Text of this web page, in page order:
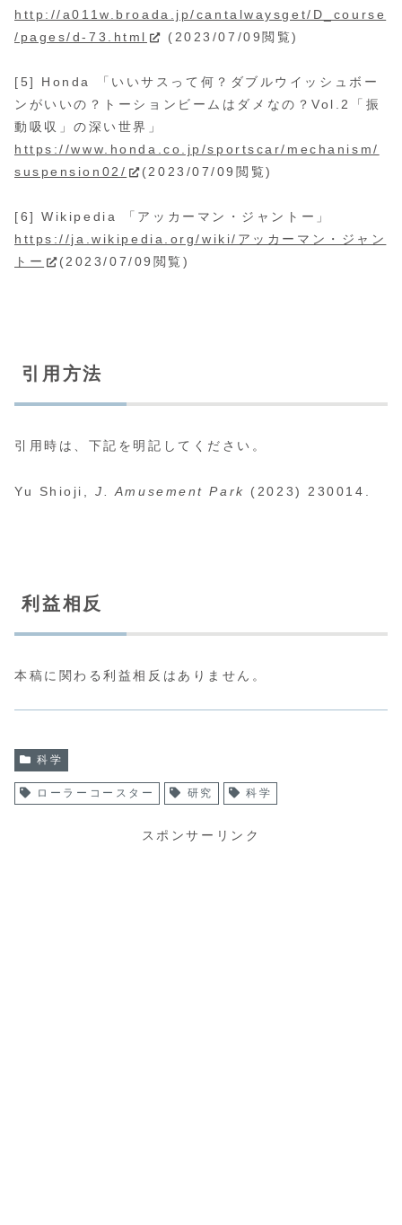
http://a011w.broada.jp/cantalwaysget/D_course
/pages/d-73.html
(2023/07/09閲覧)
[5] Honda 「いいサスって何？ダブルウイッシュボー
ンがいいの？トーションビームはダメなの？Vol.2「振
動吸収」の深い世界」
https://www.honda.co.jp/sportscar/mechanism/
suspension02/
(2023/07/09閲覧)
[6] Wikipedia 「アッカーマン・ジャントー」
https://ja.wikipedia.org/wiki/アッカーマン・ジャン
トー
(2023/07/09閲覧)
引用方法
引用時は、下記を明記してください。
Yu Shioji,J. Amusement Park (2023) 230014.
利益相反
本稿に関わる利益相反はありません。
科学
ローラーコースター 研究 科学
スポンサーリンク